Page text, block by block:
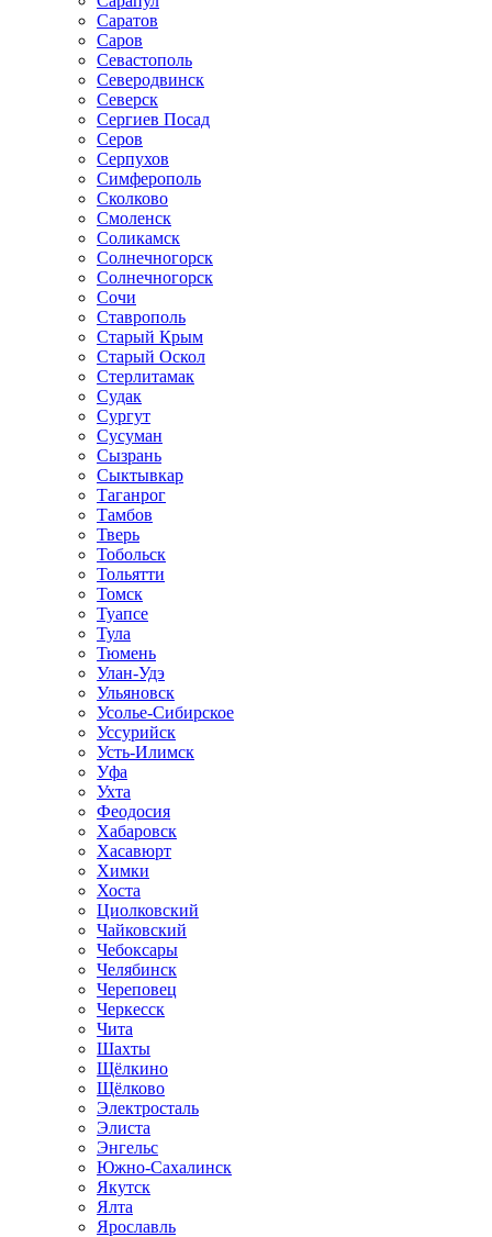
Саратов
Саров
Севастополь
Северодвинск
Северск
Сергиев Посад
Серов
Серпухов
Симферополь
Сколково
Смоленск
Соликамск
Солнечногорск
Солнечногорск
Сочи
Ставрополь
Старый Крым
Старый Оскол
Стерлитамак
Судак
Сургут
Сусуман
Сызрань
Сыктывкар
Таганрог
Тамбов
Тверь
Тобольск
Тольятти
Томск
Туапсе
Тула
Тюмень
Улан-Удэ
Ульяновск
Усолье-Сибирское
Уссурийск
Усть-Илимск
Уфа
Ухта
Феодосия
Хабаровск
Хасавюрт
Химки
Хоста
Циолковский
Чайковский
Чебоксары
Челябинск
Череповец
Черкесск
Чита
Шахты
Щёлкино
Щёлково
Электросталь
Элиста
Энгельс
Южно-Сахалинск
Якутск
Ялта
Ярославль